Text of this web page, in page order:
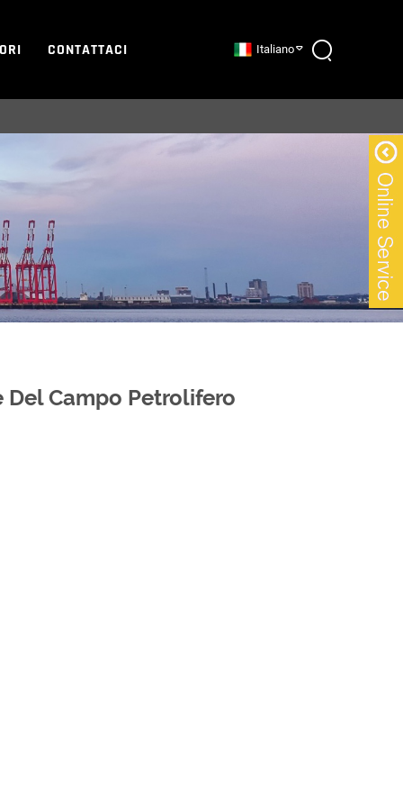
CONTATTACI Italiano
Campo Petrolifero